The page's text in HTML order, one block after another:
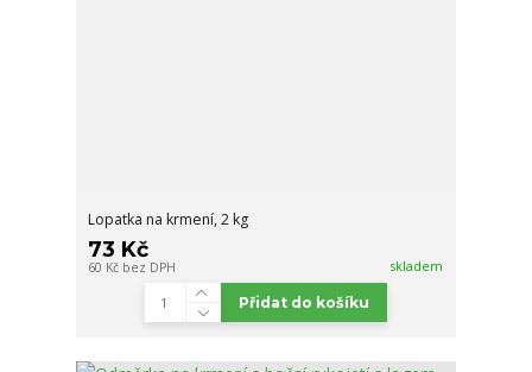
Lopatka na krmení, 2 kg
73 Kč
60 Kč bez DPH skladem
Přidat do košíku